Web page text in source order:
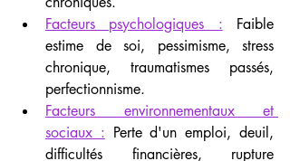
Facteurs psychologiques : Faible
estime de soi, pessimisme, stress
chronique, traumatismes passés,
perfectionnisme.
Facteurs environnementaux et
sociaux : Perte d'un emploi, deuil,
difficultés financières, rupture